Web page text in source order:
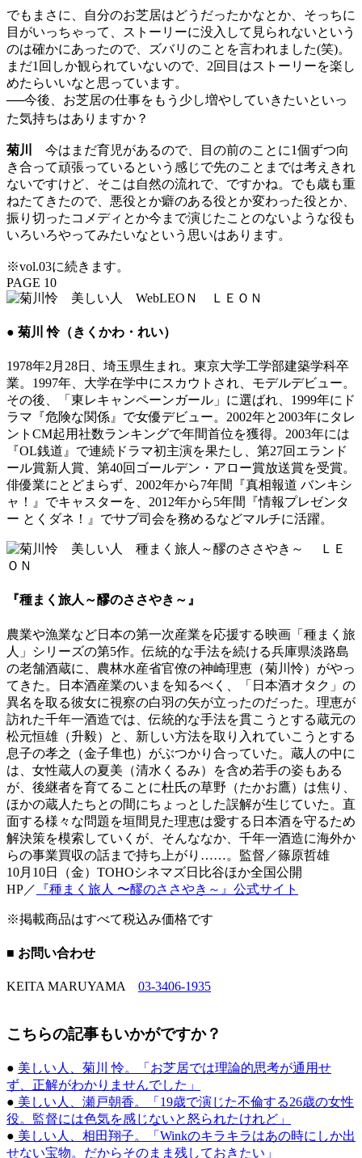
でもまさに、自分のお芝居はどうだったかなとか、そっちに
目がいっちゃって、ストーリーに没入して見られないという
のは確かにあったので、ズバリのことを言われました(笑)。
まだ1回しか観られていないので、2回目はストーリーを楽し
めたらいいなと思っています。
──今後、お芝居の仕事をもう少し増やしていきたいといっ
た気持ちはありますか？
菊川
今はまだ育児があるので、目の前のことに1個ずつ向
き合って頑張っているという感じで先のことまでは考えきれ
ないですけど、そこは自然の流れで、ですかね。でも歳も重
ねたてきたので、悪役とか癖のある役とか変わった役とか、
振り切ったコメディとか今まで演じたことのないような役も
いろいろやってみたいなという思いはあります。
※vol.03に続きます。
PAGE 10
● 菊川 怜（きくかわ・れい）
1978年2月28日、埼玉県生まれ。東京大学工学部建築学科卒
業。1997年、大学在学中にスカウトされ、モデルデビュー。
その後、「東レキャンペーンガール」に選ばれ、1999年にド
ラマ『危険な関係』で女優デビュー。2002年と2003年にタレ
ントCM起用社数ランキングで年間首位を獲得。2003年には
『OL銭道』で連続ドラマ初主演を果たし、第27回エランド
ール賞新人賞、第40回ゴールデン・アロー賞放送賞を受賞。
俳優業にとどまらず、2002年から7年間『真相報道 バンキシ
ャ！』でキャスターを、2012年から5年間『情報プレゼンタ
ー とくダネ！』でサブ司会を務めるなどマルチに活躍。
『種まく旅人～醪のささやき～』
農業や漁業など日本の第一次産業を応援する映画「種まく旅
人」シリーズの第5作。伝統的な手法を続ける兵庫県淡路島
の老舗酒蔵に、農林水産省官僚の神崎理恵（菊川怜）がやっ
てきた。日本酒産業のいまを知るべく、「日本酒オタク」の
異名を取る彼女に視察の白羽の矢が立ったのだった。理恵が
訪れた千年一酒造では、伝統的な手法を貫こうとする蔵元の
松元恒雄（升毅）と、新しい方法を取り入れていこうとする
息子の孝之（金子隼也）がぶつかり合っていた。蔵人の中に
は、女性蔵人の夏美（清水くるみ）を含め若手の姿もある
が、後継者を育てることに杜氏の草野（たかお鷹）は焦り、
ほかの蔵人たちとの間にちょっとした誤解が生じていた。直
面する様々な問題を垣間見た理恵は愛する日本酒を守るため
解決策を模索していくが、そんななか、千年一酒造に海外か
らの事業買収の話まで持ち上がり……。監督／篠原哲雄
10月10日（金）TOHOシネマズ日比谷ほか全国公開
HP／
『種まく旅人 〜醪のささやき～』公式サイト
※掲載商品はすべて税込み価格です
■ お問い合わせ
KEITA MARUYAMA 03-3406-1935
こちらの記事もいかがですか？
● 美しい人、菊川 怜。「お芝居では理論的思考が通用せ
ず、正解がわかりませんでした」
● 美しい人、瀬戸朝香。「19歳で演じた不倫する26歳の女性
役。監督には色気を感じないと怒られたけれど」
● 美しい人、相田翔子。「Winkのキラキラはあの時にしか出
せない宝物。だからそのまま残しておきたい」